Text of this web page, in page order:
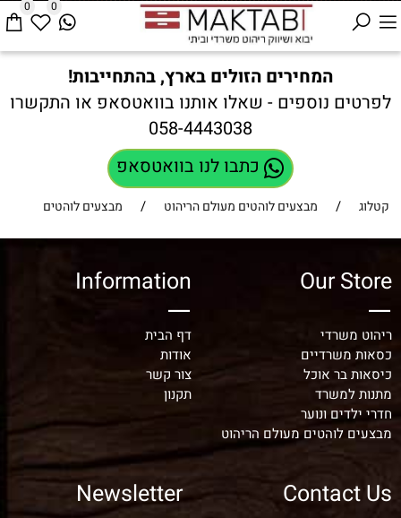
0 0
המחירים הזולים בארץ, בהתחייבות!
לפרטים נוספים - שאלו אותנו בוואטסאפ או התקשרו
058-4443038
כתבו לנו בוואטסאפ
קטלוג / מבצעים לוהטים מעולם הריהוט / מבצעים לוהטים
Our Store
ריהוט משרדי
כסאות משרדיים
כיסאות בר אוכל
מתנות למשרד
חדרי ילדים ונוער
מבצעים לוהטים מעולם הריהוט
Information
דף הבית
אודות
צור קשר
תקנון
Contact Us
Newsletter